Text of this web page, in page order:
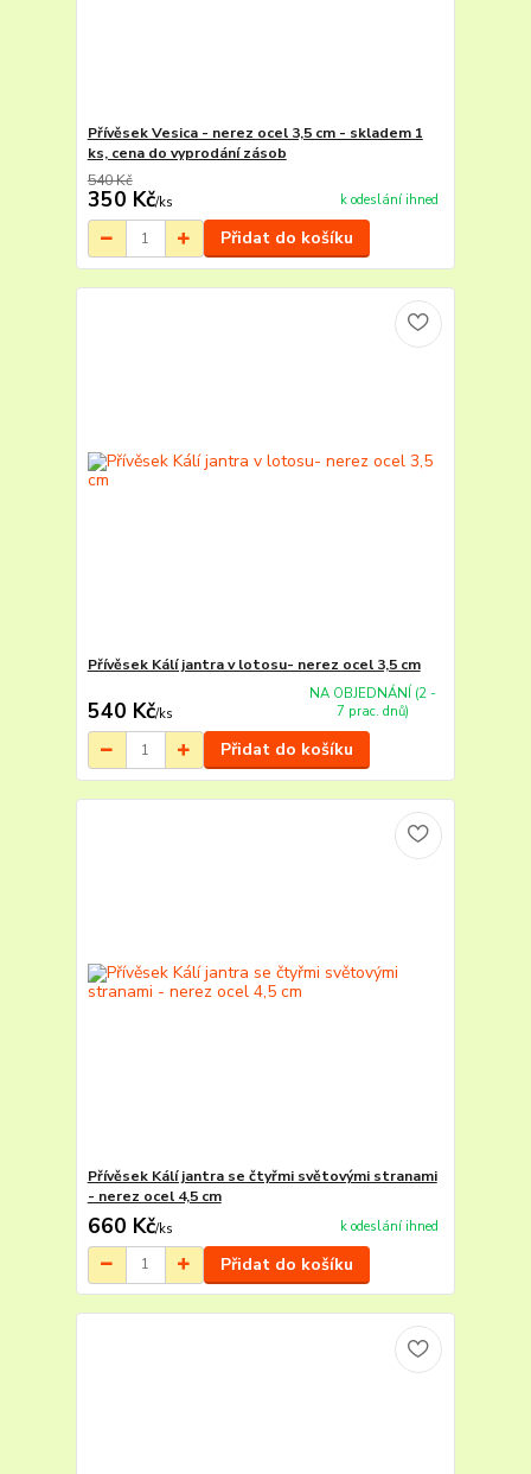
Přívěsek Vesica - nerez ocel 3,5 cm - skladem 1
ks, cena do vyprodání zásob
540 Kč
350 Kč/ks k odeslání ihned
Přidat do košíku
Přívěsek Kálí jantra v lotosu- nerez ocel 3,5 cm
540 Kč/ks
NA OBJEDNÁNÍ (2 -
7 prac. dnů)
Přidat do košíku
Přívěsek Kálí jantra se čtyřmi světovými stranami
- nerez ocel 4,5 cm
660 Kč/ks k odeslání ihned
Přidat do košíku